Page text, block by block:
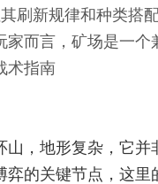
刷新规律和种类搭
而言，矿场是一
术指南
，地形复杂，它
的关键节点，这